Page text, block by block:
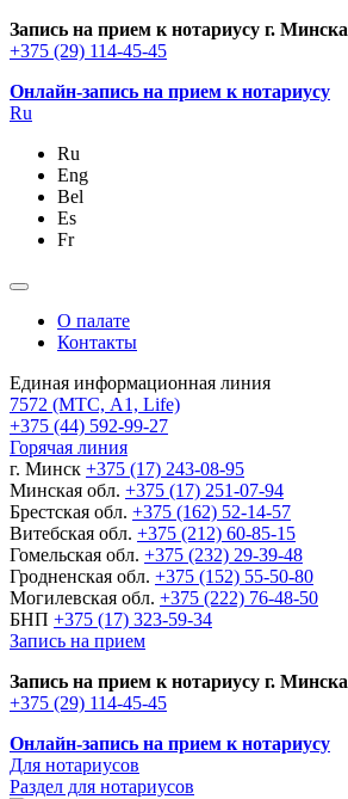
Запись на прием к нотариусу г. Минска
+375 (29) 114-45-45
Онлайн-запись на прием к нотариусу
Ru
Ru
Eng
Bel
Es
Fr
О палате
Контакты
Единая информационная линия
7572 (МТС, A1, Life)
+375 (44) 592-99-27
Горячая линия
г. Минск +375 (17) 243-08-95
Минская обл. +375 (17) 251-07-94
Брестская обл. +375 (162) 52-14-57
Витебская обл. +375 (212) 60-85-15
Гомельская обл. +375 (232) 29-39-48
Гродненская обл. +375 (152) 55-50-80
Могилевская обл. +375 (222) 76-48-50
БНП +375 (17) 323-59-34
Запись на прием
Запись на прием к нотариусу г. Минска
+375 (29) 114-45-45
Онлайн-запись на прием к нотариусу
Для нотариусов
Раздел для нотариусов